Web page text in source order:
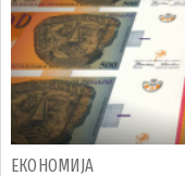
ЕКОНОМИЈА